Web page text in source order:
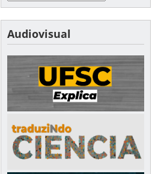
Audiovisual